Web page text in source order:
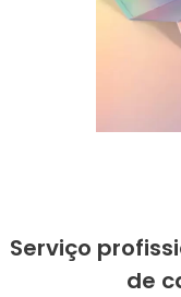
Serviço
de